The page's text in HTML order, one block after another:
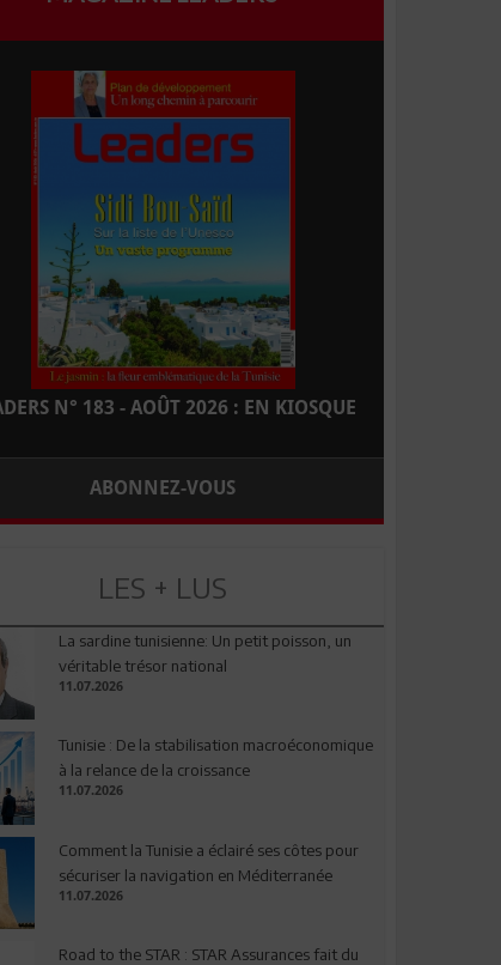
N° 183 - AOÛT 2026 : EN KIOSQUE
ABONNEZ-VOUS
LES + LUS
La sardine tunisienne: Un petit poisson, un
véritable trésor national
11.07.2026
Tunisie : De la stabilisation macroéconomique
à la relance de la croissance
11.07.2026
Comment la Tunisie a éclairé ses côtes pour
sécuriser la navigation en Méditerranée
11.07.2026
Road to the STAR : STAR Assurances fait du